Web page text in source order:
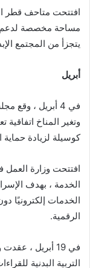
افتتحت متاحف قطر
مساحة مخصصة لدعم
يتجزأ من المجتمع
أبريل
في 4 أبريل ،
وتغير المناخ اتفاقية
كوسيلة لزيادة حماية
الخدمة ، بهدف
الخدمات إلكترونيًا
الرقمية.
في 19 أبريل ،
التربية البدنية